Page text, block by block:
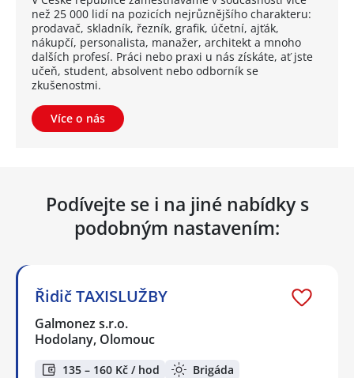
než 25 000 lidí na pozicích nejrůznějšího charakteru:
prodavač, skladník, řezník, grafik, účetní, ajťák,
nákupčí, personalista, manažer, architekt a mnoho
dalších profesí. Práci nebo praxi u nás získáte, ať jste
učeň, student, absolvent nebo odborník se
zkušenostmi.
Více o nás
Podívejte se i na jiné nabídky s
podobným nastavením:
Řidič TAXISLUŽBY
Galmonez s.r.o.
Hodolany, Olomouc
135 – 160 Kč / hod
Brigáda